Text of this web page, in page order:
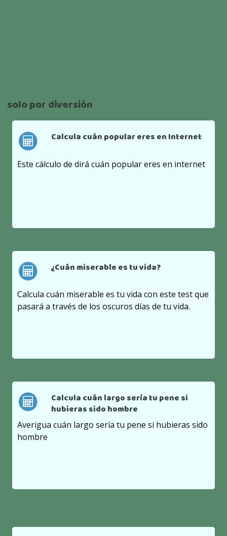
solo por diversión
Calcula cuán popular eres en Internet
Este cálculo de dirá cuán popular eres en internet
¿Cuán miserable es tu vida?
Calcula cuán miserable es tu vida con este test que
pasará a través de los oscuros días de tu vida.
Calcula cuán largo sería tu pene si
hubieras sido hombre
Averigua cuán largo sería tu pene si hubieras sido
hombre